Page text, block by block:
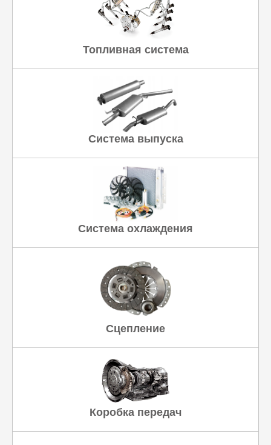
Топливная система
Система выпуска
Система охлаждения
Сцепление
Коробка передач